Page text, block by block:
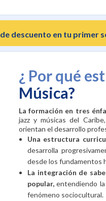
de descuento en tu primer
¿ Por qué
Música?
La formación en tres
jazz y músicas del
orientan el desarrollo
Una estructura
desarrolla
desde los fundamentos
La integración de
popular,entendiendo la
fenómeno sociocultural.